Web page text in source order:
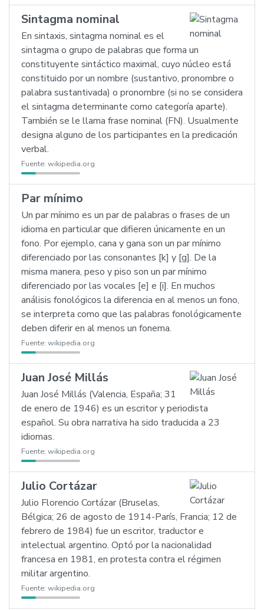
Sintagma nominal
En sintaxis, sintagma nominal es el
sintagma o grupo de palabras que forma un
constituyente sintáctico maximal, cuyo núcleo está
constituido por un nombre (sustantivo, pronombre o
palabra sustantivada) o pronombre (si no se considera
el sintagma determinante como categoría aparte).
También se le llama frase nominal (FN). Usualmente
designa alguno de los participantes en la predicación
verbal.
Fuente: wikipedia.org
Par mínimo
Un par mínimo es un par de palabras o frases de un
idioma en particular que difieren únicamente en un
fono. Por ejemplo, cana y gana son un par mínimo
diferenciado por las consonantes [k] y [g]. De la
misma manera, peso y piso son un par mínimo
diferenciado por las vocales [e] e [i]. En muchos
análisis fonológicos la diferencia en al menos un fono,
se interpreta como que las palabras fonológicamente
deben diferir en al menos un fonema.
Fuente: wikipedia.org
Juan José Millás
Juan José Millás (Valencia, España; 31
de enero de 1946) es un escritor y periodista
español. Su obra narrativa ha sido traducida a 23
idiomas.
Fuente: wikipedia.org
Julio Cortázar
Julio Florencio Cortázar (Bruselas,
Bélgica; 26 de agosto de 1914-París, Francia; 12 de
febrero de 1984) fue un escritor, traductor e
intelectual argentino. Optó por la nacionalidad
francesa en 1981, en protesta contra el régimen
militar argentino.
Fuente: wikipedia.org